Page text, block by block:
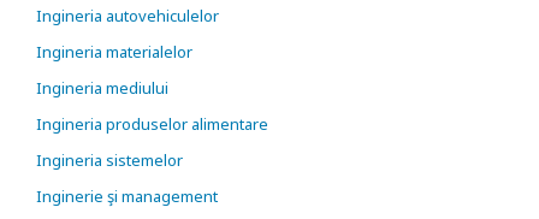
Ingineria autovehiculelor
Ingineria materialelor
Ingineria mediului
Ingineria produselor alimentare
Ingineria sistemelor
Inginerie şi management